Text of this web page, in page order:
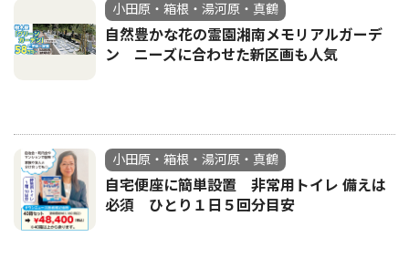
小田原・箱根・湯河原・真鶴
自然豊かな花の霊園湘南メモリアルガーデ
ン ニーズに合わせた新区画も人気
小田原・箱根・湯河原・真鶴
自宅便座に簡単設置 非常用トイレ 備えは
必須 ひとり１日５回分目安